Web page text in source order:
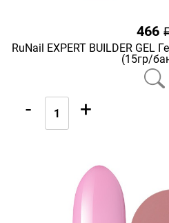
466
RuNail EXPERT BUILDER
(15гр/
- +